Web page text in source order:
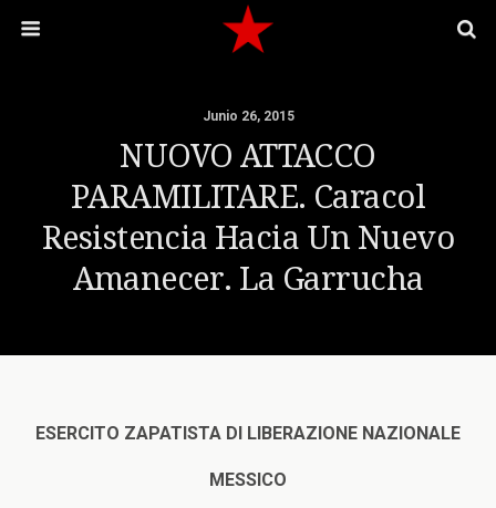
Junio 26, 2015
NUOVO ATTACCO
PARAMILITARE. Caracol
Resistencia Hacia Un Nuevo
Amanecer. La Garrucha
ESERCITO ZAPATISTA DI LIBERAZIONE NAZIONALE
MESSICO